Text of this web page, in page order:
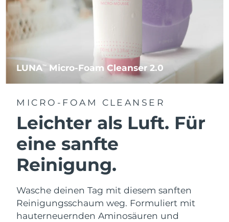
LUNATM Micro-Foam Cleanser 2.0
MICRO-FOAM CLEANSER
Leichter als Luft. Für
eine sanfte
Reinigung.
Wasche deinen Tag mit diesem sanften
Reinigungsschaum weg. Formuliert mit
hauterneuernden Aminosäuren und